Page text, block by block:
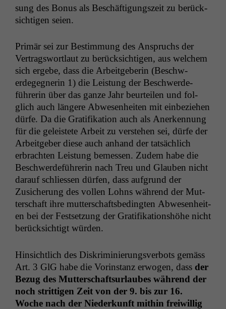
sung des Bonus als Beschäf­ti­gungszeit zu berück­
sichti­gen seien.
Primär sei zur Bes­tim­mung des Anspruchs der
Ver­tragswort­laut zu berück­sichti­gen, aus welchem
sich ergebe, dass die Arbeit­ge­berin (Beschw­
erdegeg­ner­in 1) die Leis­tung der Beschw­erde­
führerin über das ganze Jahr beurteilen und fol­
glich auch län­gere Abwe­sen­heit­en mit ein­beziehen
dürfe. Da die Grat­i­fika­tion auch als Anerken­nung
für die geleis­tete Arbeit zu ver­ste­hen sei, dürfe der
Arbeit­ge­ber diese auch anhand der tat­säch­lich
erbracht­en Leis­tung bemessen. Zudem habe die
Beschw­erde­führerin nach Treu und Glauben nicht
darauf schliessen dür­fen, dass auf­grund der
Zusicherung des vollen Lohns während der Mut­
ter­schaft ihre mut­ter­schafts­be­d­ingten Abwe­sen­heit­
en bei der Fest­set­zung der Grat­i­fika­tion­shöhe nicht
berück­sichtigt würden.
Hin­sichtlich des Diskri­m­inierungsver­bots gemäss
Art. 3 GlG habe die Vorin­stanz erwogen, dass der
Bezug des Mut­ter­schaft­surlaubes während der
noch strit­ti­gen Zeit von der 9. bis zur 16.
Woche nach der Niederkun­ft mithin frei­willig